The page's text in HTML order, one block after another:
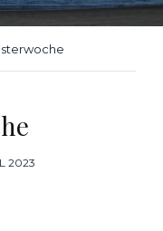
2023